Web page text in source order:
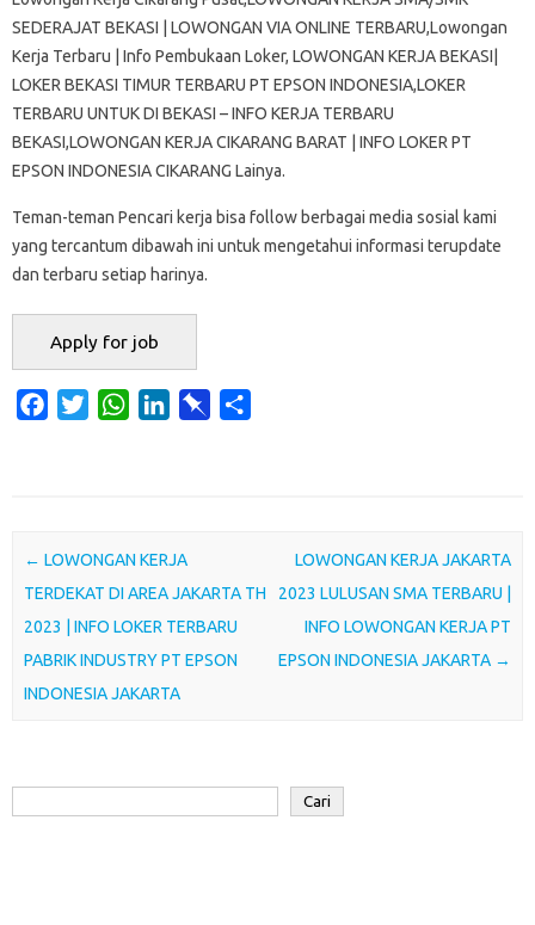
SEDERAJAT BEKASI | LOWONGAN VIA ONLINE TERBARU,Lowongan
Kerja Terbaru | Info Pembukaan Loker, LOWONGAN KERJA BEKASI|
LOKER BEKASI TIMUR TERBARU PT EPSON INDONESIA,LOKER
TERBARU UNTUK DI BEKASI – INFO KERJA TERBARU
BEKASI,LOWONGAN KERJA CIKARANG BARAT | INFO LOKER PT
EPSON INDONESIA CIKARANG Lainya.
Teman-teman Pencari kerja bisa follow berbagai media sosial kami
yang tercantum dibawah ini untuk mengetahui informasi terupdate
dan terbaru setiap harinya.
o
o
k
e
r
W
A
p
p
d
n
r
d
Post navigation
← LOWONGAN KERJA
TERDEKAT DI AREA JAKARTA TH
2023 | INFO LOKER TERBARU
PABRIK INDUSTRY PT EPSON
INDONESIA JAKARTA
LOWONGAN KERJA JAKARTA
2023 LULUSAN SMA TERBARU |
INFO LOWONGAN KERJA PT
EPSON INDONESIA JAKARTA →
Cari
Cari